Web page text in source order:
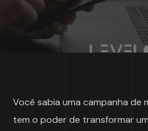
Você sabia uma campanha de
tem o poder de transformar